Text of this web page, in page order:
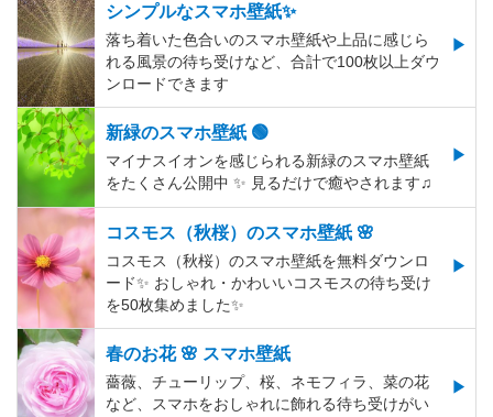
シンプルなスマホ壁紙✨
落ち着いた色合いのスマホ壁紙や上品に感じら
れる風景の待ち受けなど、合計で100枚以上ダウ
ンロードできます
新緑のスマホ壁紙 🟢
マイナスイオンを感じられる新緑のスマホ壁紙
をたくさん公開中 ✨ 見るだけで癒やされます♫
コスモス（秋桜）のスマホ壁紙 🌸
コスモス（秋桜）のスマホ壁紙を無料ダウンロ
ード✨️ おしゃれ・かわいいコスモスの待ち受け
を50枚集めました✨️
春のお花 🌸 スマホ壁紙
薔薇、チューリップ、桜、ネモフィラ、菜の花
など、スマホをおしゃれに飾れる待ち受けがい